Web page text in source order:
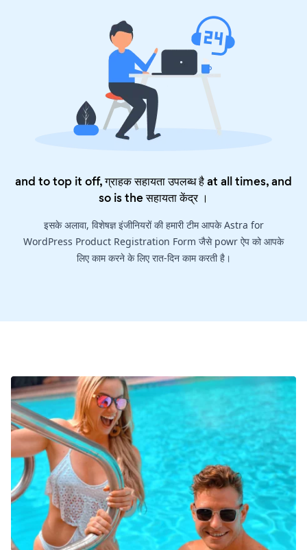
and to top it off, ग्राहक सहायता उपलब्ध है at all times, and
so is theसहायता केंद्र।
इसके अलावा, विशेषज्ञ इंजीनियरों की हमारी टीम आपके Astra for
WordPress Product Registration Form जैसे powr ऐप को आपके
लिए काम करने के लिए रात-दिन काम करती है।